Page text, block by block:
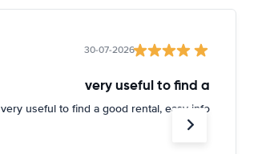
30-07-2026
very useful to find a
very useful to find a good rental, easy info